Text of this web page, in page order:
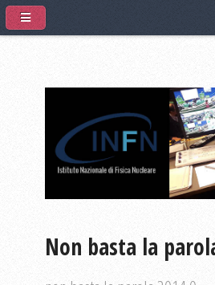
Non basta la